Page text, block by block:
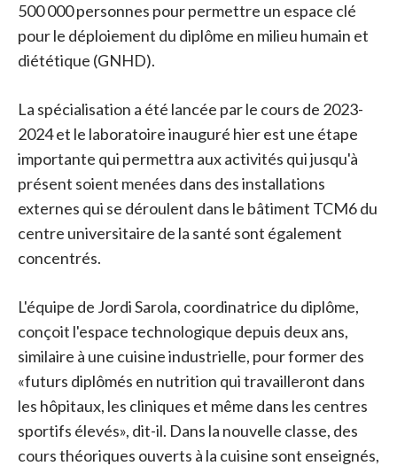
500 000 personnes pour permettre un espace clé
pour le déploiement du diplôme en milieu humain et
diététique (GNHD).
La spécialisation a été lancée par le cours de 2023-
2024 et le laboratoire inauguré hier est une étape
importante qui permettra aux activités qui jusqu'à
présent soient menées dans des installations
externes qui se déroulent dans le bâtiment TCM6 du
centre universitaire de la santé sont également
concentrés.
L'équipe de Jordi Sarola, coordinatrice du diplôme,
conçoit l'espace technologique depuis deux ans,
similaire à une cuisine industrielle, pour former des
«futurs diplômés en nutrition qui travailleront dans
les hôpitaux, les cliniques et même dans les centres
sportifs élevés», dit-il. Dans la nouvelle classe, des
cours théoriques ouverts à la cuisine sont enseignés,